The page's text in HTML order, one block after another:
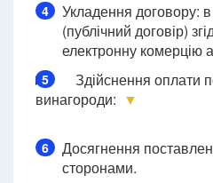
4
Укладення договору:
(публічний договір)
електронну комерцію
5Здійснення оплати
винагороди: ▼
6
Досягнення
сторонами.